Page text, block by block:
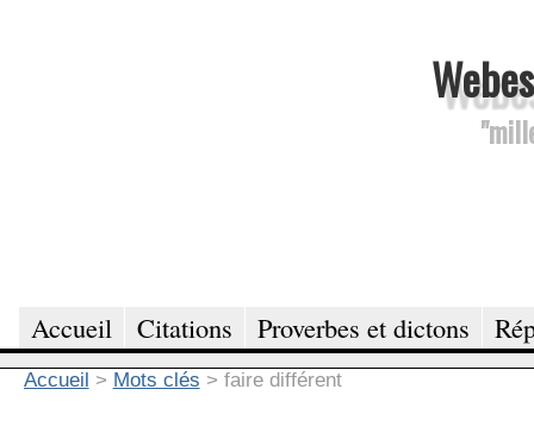
Accueil Citations Proverbes et dictons
Accueil > Mots clés > faire différent